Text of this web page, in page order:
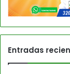
Entradas